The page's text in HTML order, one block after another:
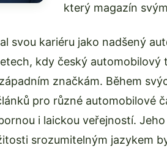
který magazín
svou kariéru jako nadšený
kdy český
značkám. Během
pro různé automobilové
i laickou veřejností.
srozumitelným jazykem